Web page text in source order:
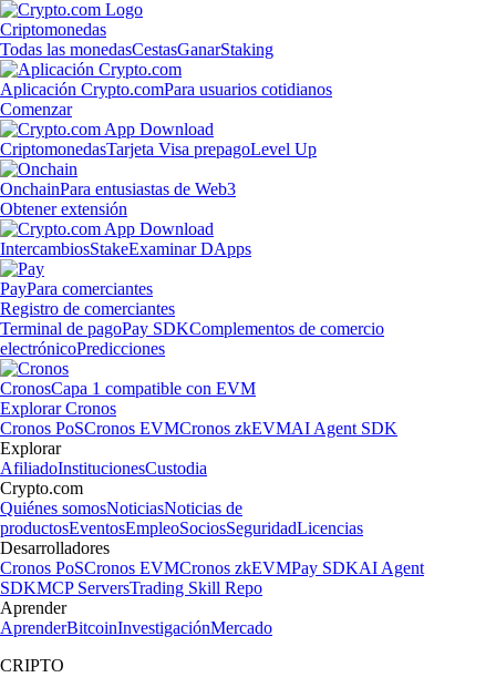
Criptomonedas
Todas las monedasCestasGanarStaking
Aplicación Crypto.comPara usuarios cotidianos
Comenzar
CriptomonedasTarjeta Visa prepagoLevel Up
OnchainPara entusiastas de Web3
Obtener extensión
IntercambiosStakeExaminar DApps
PayPara comerciantes
Registro de comerciantes
Terminal de pagoPay SDKComplementos de comercio
electrónicoPredicciones
CronosCapa 1 compatible con EVM
Explorar Cronos
Cronos PoSCronos EVMCronos zkEVMAI Agent SDK
Explorar
AfiliadoInstitucionesCustodia
Crypto.com
Quiénes somosNoticiasNoticias de
productosEventosEmpleoSociosSeguridadLicencias
Desarrolladores
Cronos PoSCronos EVMCronos zkEVMPay SDKAI Agent
SDKMCP ServersTrading Skill Repo
Aprender
AprenderBitcoinInvestigaciónMercado
CRIPTO